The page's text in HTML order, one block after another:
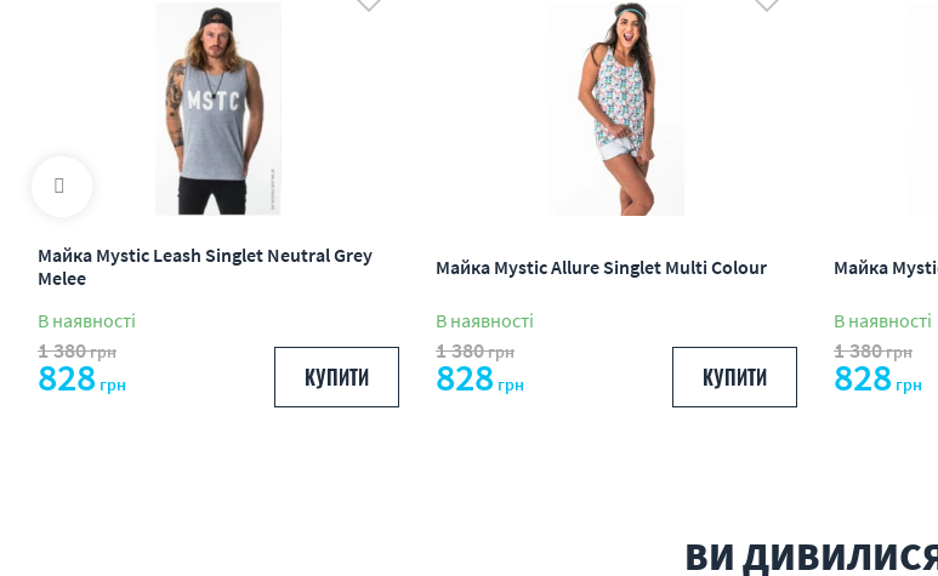
Майка Mystic Leash Singlet Neutral Grey
Melee
В наявності
1 380грн
828 грн КУПИТИ
Майка Mystic Allure Singlet Multi Colour
В наявності
1 380грн
828 грн КУПИТИ
Майка
В наявності
1 380грн
828 грн
ВИ